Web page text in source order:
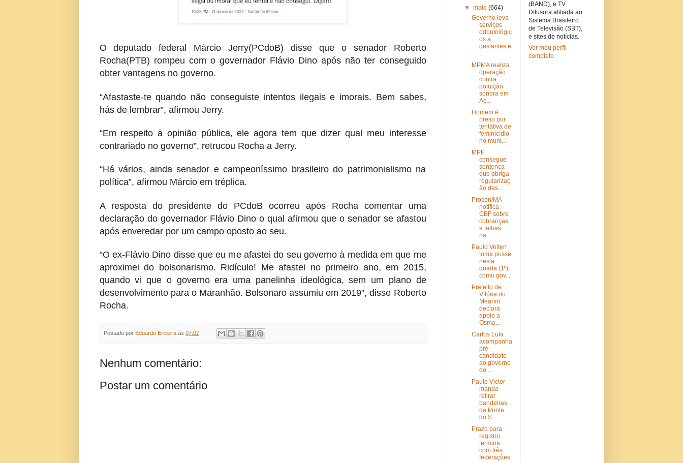
O deputado federal Márcio Jerry(PCdoB) disse que o senador Roberto
Rocha(PTB) rompeu com o governador Flávio Dino após não ter conseguido
obter vantagens no governo.
“Afastaste-te quando não conseguiste intentos ilegais e imorais. Bem sabes,
hás de lembrar”, afirmou Jerry.
“Em respeito a opinião pública, ele agora tem que dizer qual meu interesse
contrariado no governo”, retrucou Rocha a Jerry.
“Há vários, ainda senador e campeoníssimo brasileiro do patrimonialismo na
política”, afirmou Márcio em tréplica.
A resposta do presidente do PCdoB ocorreu após Rocha comentar uma
declaração do governador Flávio Dino o qual afirmou que o senador se afastou
após enveredar por um campo oposto ao seu.
“O ex-Flávio Dino disse que eu me afastei do seu governo à medida em que me
aproximei do bolsonarismo. Ridículo! Me afastei no primeiro ano, em 2015,
quando vi que o governo era uma panelinha ideológica, sem um plano de
desenvolvimento para o Maranhão. Bolsonaro assumiu em 2019”, disse Roberto
Rocha.
Postado por Eduardo Ericeira às 07:07
Nenhum comentário:
Postar um comentário
▼ maio (664)
Governo leva
serviços
odontológic
os a
gestantes e
...
MPMA realiza
operação
contra
poluição
sonora em
Aç...
Homem é
preso por
tentativa de
feminicídio
no muni...
MPF
consegue
sentença
que obriga
regularizaç
ão das...
Procon/MA
notifica
CBF sobre
cobranças
e falhas
na...
Paulo Velten
toma posse
nesta
quarta (1º)
como gov...
Prefeito de
Vitória do
Mearim
declara
apoio a
Osma...
Carlos Lula
acompanha
pré-
candidato
ao governo
do ...
Paulo Victor
manda
retirar
bandeiras
da Ponte
do S...
Prazo para
registro
termina
com três
federações
(BAND), e TV
Difusora afiliada ao
Sistema Brasileiro
de Televisão (SBT),
e sites de notícias.
Ver meu perfil
completo